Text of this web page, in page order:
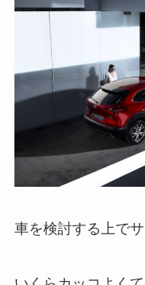
車を検討する上で